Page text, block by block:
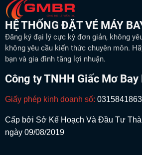
HỆ THỐNG ĐẶT VÉ MÁY
Đăng ký đại lý cực kỳ đơn giản, không
không yêu cầu kiến thức chuyên môn.
bạn và gia đình tăng lợi nhuận.
Công ty TNHH Giấc Mơ Bay
Giấy phép kinh doanh số: 0315841863
Cấp bởi Sở Kế Hoạch Và Đầu Tư
ngày 09/08/2019